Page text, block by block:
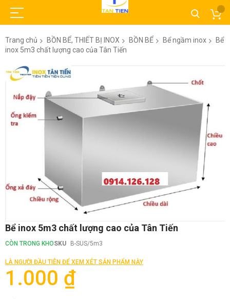
Trang chủ BỒN BỂ, THIẾT BỊ INOX BỒN BỂ Bể ngầm inox
Bể
inox 5m3 chất lượng cao của Tân Tiến
Chuyển
đến
đầu
thư
viện
Chuyển
đến
phần
của
thư
hình
Bể inox 5m3 chất lượng cao của Tân Tiến
CÒN TRONG KHOSKU B-SUS/5m3
LÀ NGƯỜI ĐẦU TIÊN ĐỂ XEM XÉT SẢN PHẨM NÀY
1.000 ₫